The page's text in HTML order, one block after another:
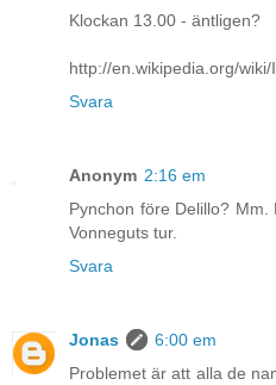
Klockan 13.00 - äntligen?
http://en.wikipedia.org/
Svara
Anonym 2:16 em
Pynchon före Delillo?
Vonneguts tur.
Svara
Jonas
6:00 em
Problemet är att alla de